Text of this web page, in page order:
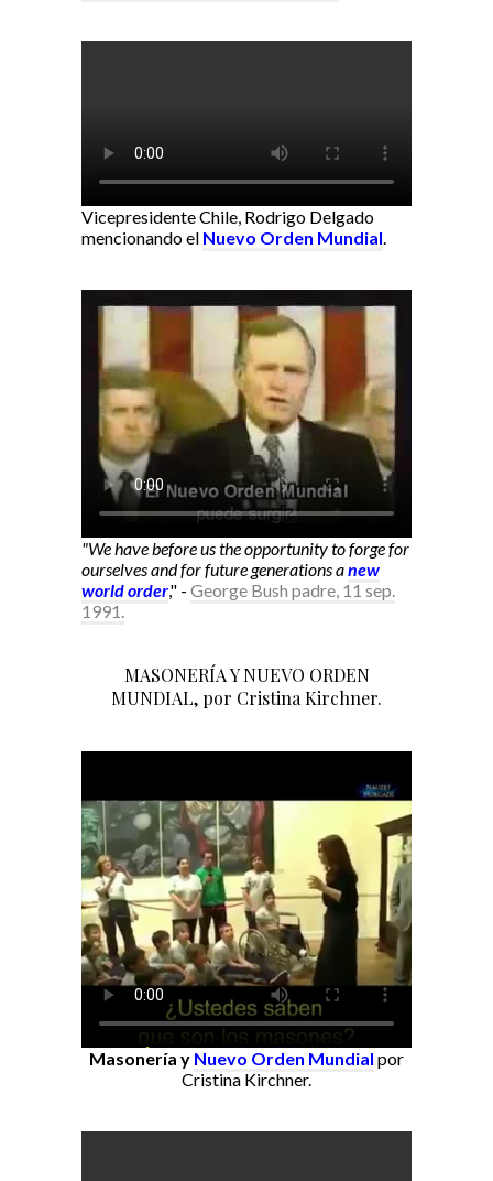
Vicepresidente Chile, Rodrigo Delgado
mencionando el Nuevo Orden Mundial
"We have before us the opportunity to forge for
ourselves and for future generations anew
world order," - George Bush padre, 11 sep.
1991.
MASONERÍA Y NUEVO ORDEN
MUNDIAL, por Cristina Kirchner.
Masonería y Nuevo Orden Mundial por
Cristina Kirchner.